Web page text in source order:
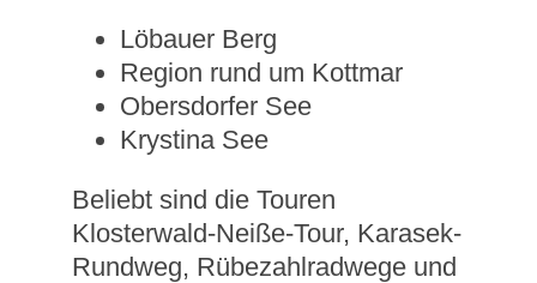
Löbauer Berg
Region rund um Kottmar
Obersdorfer See
Krystina See
Beliebt sind die Touren
Klosterwald-Neiße-Tour, Karasek-
Rundweg, Rübezahlradwege und